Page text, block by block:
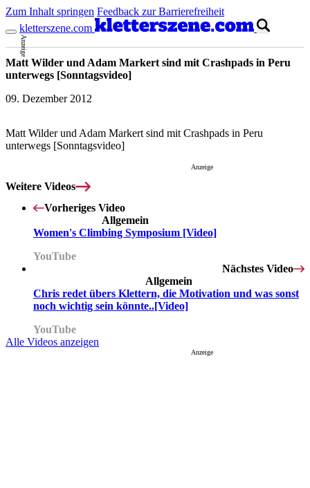
Zum Inhalt springen Feedback zur Barrierefreiheit
kletterszene.com
Anzeige
Matt Wilder und Adam Markert sind mit Crashpads in Peru
unterwegs [Sonntagsvideo]
09. Dezember 2012
Mit dem Laden des Videos akzeptierst du die
Matt Wilder und Adam Markert sind mit Crashpads in Peru
unterwegs [Sonntagsvideo]
Anzeige
Weitere Videos
Vorheriges Video
Allgemein
Women's Climbing Symposium [Video]
YouTube
Nächstes Video
Allgemein
Chris redet übers Klettern, die Motivation und was sonst
noch wichtig sein könnte..[Video]
YouTube
Alle Videos anzeigen
Anzeige